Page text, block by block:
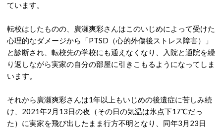
ています。
転校はしたものの、廣瀬爽彩さんはこのいじめによって受けた
心理的なダメージから「PTSD（心的外傷後ストレス障害）」
と診断され、転校先の学校にも通えなくなり、入院と通院を繰
り返しながら実家の自分の部屋に引きこもるようになってしま
います。
それから廣瀬爽彩さんは1年以上もいじめの後遺症に苦しみ続
け、2021年2月13日の夜（その日の気温は氷点下17℃だっ
た）に実家を飛び出したまま行方不明となり、同年3月23日